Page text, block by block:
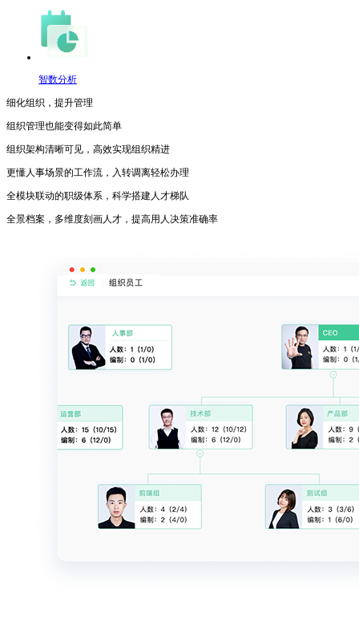
智数分析
细化组织，提升管理
组织管理也能变得如此简单
组织架构清晰可见，高效实现组织精进
更懂人事场景的工作流，入转调离轻松办理
全模块联动的职级体系，科学搭建人才梯队
全景档案，多维度刻画人才，提高用人决策准确率